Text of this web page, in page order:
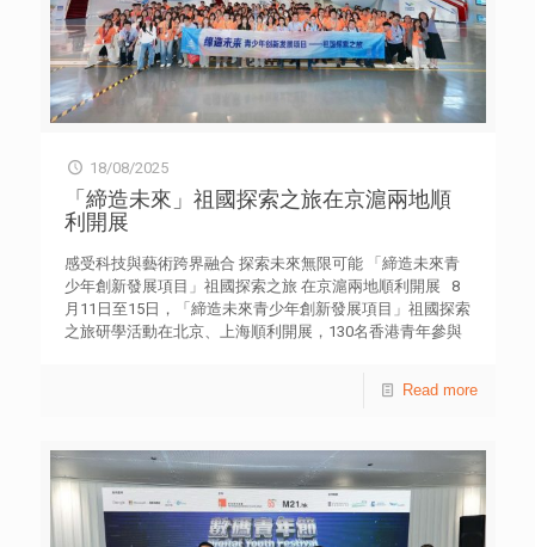
「決戰東望洋」賽事競逐冠軍。整個賽事由青年電競選手、
旁述及直播控制員共同製作，深入認識電競產業與生涯規劃
的目標。 Go Movie! 深入探討青年感到共鳴的港產電影，
包括《公開試當真》、《久別重逢》及《看我今天怎麼
說》。透過觀賞電影及即場與嘉賓的討論，培養青年了解電
影製作過程與欣賞能力。 計劃其他詳情請留意 Website：
Instagram： https://www.instagram.com/youth_21_spots?
igsh=bGluM25oN2kwNmU4 關於 TYoG! 由香港賽馬會慈善
信託基金捐助，香港遊樂場協會、香港小童群益會、香港青
年協會、香港基督教青年會及香港基督教女青年會聯合主辦
Jockey Club “The Year of Go!” Series (TYoG!) 支持New Gen
共同探索遊歷，持續發掘每天生活中的驚喜和美好，定義自
己的The Year of Go。
https://www.instagram.com/share/BAGNq5Ap8y 行動
三：#開學MNYY 開學打氣行動 荃灣、洪水橋、筲箕灣、康
城、橫頭磡及大埔青年空間分別由8月28日起的特定日子，
設有 #開學MNYY即有即影相機站限定活動，現場更設有開
學留言打氣站及打氣飲品，讓大家在開學期間獲得Must
Need的朋輩支持。 詳情︰
四：#開學MNYY S.P.O.T Sound 音樂會 青協將於9月6日在
觀塘海濱活動空間舉行 #開學MNYY S.P.O.T Sound 音樂會，
雲集18隊青年樂隊現場演，一齊用Band Sound為大家開學
打氣。現場更特設各式開學打氣攤位、打卡區及人生四格自
拍亭，以21C TO_MO青年專屬應用程式即可免費玩盡全
場。 即時下載 10-24歲青年專屬 21C TO_MO 應用程式
IOS | Android
18/08/2025
「締造未來」祖國探索之旅在京滬兩地順
利開展
感受科技與藝術跨界融合 探索未來無限可能 「締造未來青
少年創新發展項目」祖國探索之旅 在京滬兩地順利開展 8
月11日至15日，「締造未來青少年創新發展項目」祖國探索
之旅研學活動在北京、上海順利開展，130名香港青年參與
國家級藝術殿堂、高等學府、科創企業，實地參訪學習、互
踏足北京、上海。開營儀式上，大會安排京港青年互動交
流，在中國宋慶齡青少年科技文化交流中心共同探索科技奧
秘，感受中華傳統文化。香港順利天主教中學學生王悠靜表
示：「北京不僅是歷史名城，更是科技藝術交匯的創新沃
Read more